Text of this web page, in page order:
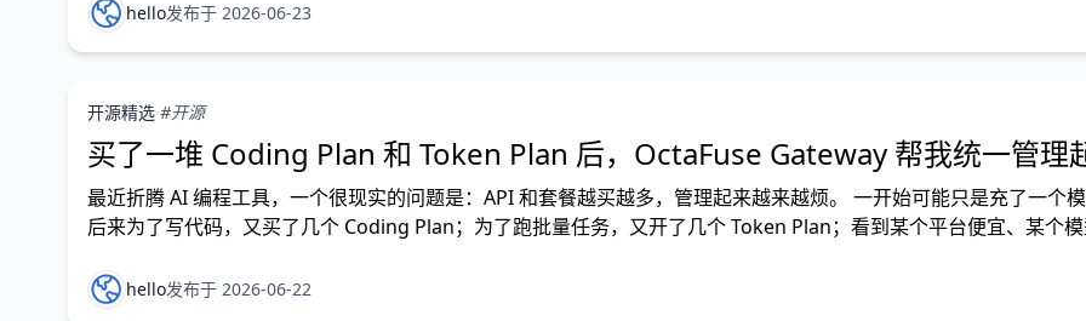
hello发布于 2026-06-23
开源精选 #开源
买了一堆 Coding Plan 和 Token Plan 后，OctaFuse Gateway 帮我统一管理
最近折腾 AI 编程工具，一个很现实的问题是：API 和套餐越买越多，管理起来越来越烦。 一开始可能只是充了一个
后来为了写代码，又买了几个 Coding Plan；为了跑批量任务，又开了几个 Token Plan；看到某个平台便宜、某个
hello发布于 2026-06-22